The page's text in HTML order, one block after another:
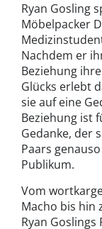
Ryan Gosling
Möbelpacker
Nachdem er
Beziehung
Glücks erlebt
sie auf eine
Beziehung ist
Gedanke, der
Paars
Publikum.
Vom
Macho bis hin
Ryan